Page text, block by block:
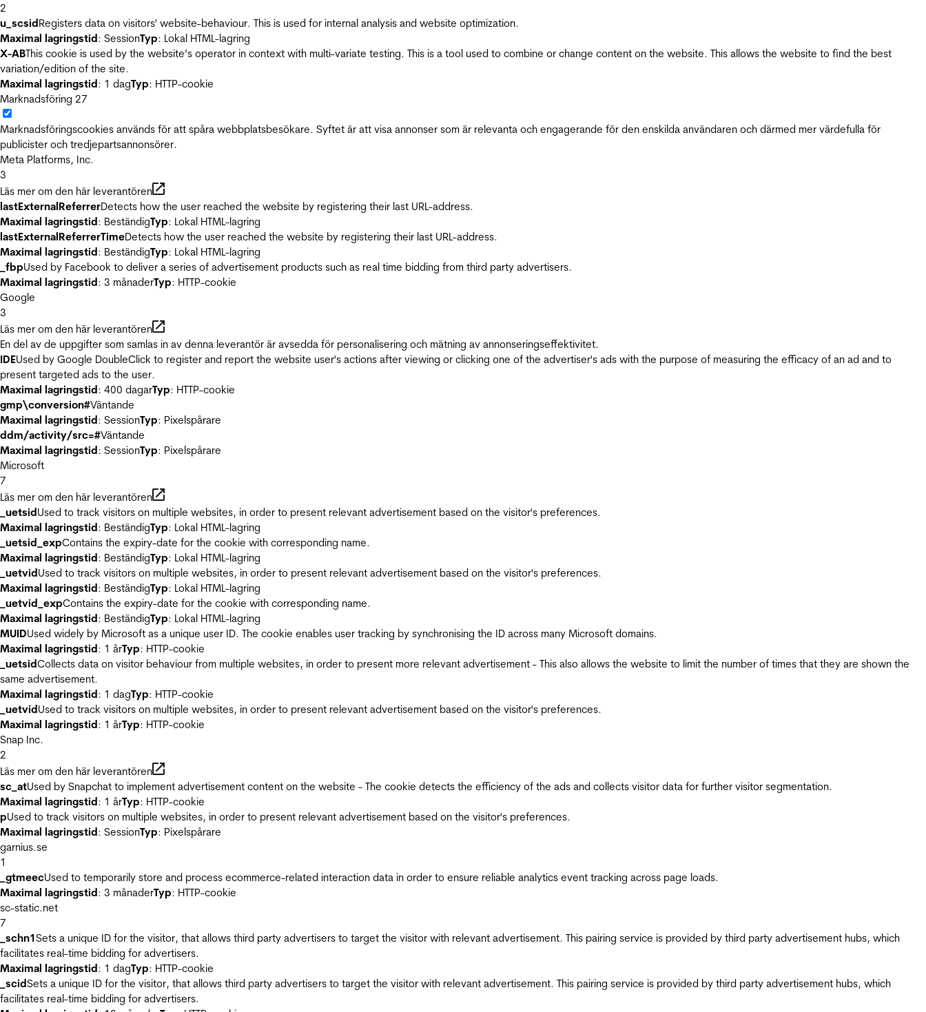
2
u_scsidRegisters data on visitors' website-behaviour. This is used for internal analysis and website optimization.
Maximal lagringstid: SessionTyp: Lokal HTML-lagring
X-ABThis cookie is used by the website’s operator in context with multi-variate testing. This is a tool used to combine or change content on the website. This allows the website to find the best
variation/edition of the site.
Maximal lagringstid: 1 dagTyp: HTTP-cookie
Marknadsföring 27
Marknadsföringscookies används för att spåra webbplatsbesökare. Syftet är att visa annonser som är relevanta och engagerande för den enskilda användaren och därmed mer värdefulla för
publicister och tredjepartsannonsörer.
Meta Platforms, Inc.
3
Läs mer om den här leverantören
lastExternalReferrerDetects how the user reached the website by registering their last URL-address.
Maximal lagringstid: BeständigTyp: Lokal HTML-lagring
lastExternalReferrerTimeDetects how the user reached the website by registering their last URL-address.
Maximal lagringstid: BeständigTyp: Lokal HTML-lagring
_fbpUsed by Facebook to deliver a series of advertisement products such as real time bidding from third party advertisers.
Maximal lagringstid: 3 månaderTyp: HTTP-cookie
Google
3
Läs mer om den här leverantören
En del av de uppgifter som samlas in av denna leverantör är avsedda för personalisering och mätning av annonseringseffektivitet.
IDEUsed by Google DoubleClick to register and report the website user's actions after viewing or clicking one of the advertiser's ads with the purpose of measuring the efficacy of an ad and to
present targeted ads to the user.
Maximal lagringstid: 400 dagarTyp: HTTP-cookie
gmp\conversion#Väntande
Maximal lagringstid: SessionTyp: Pixelspårare
ddm/activity/src=#Väntande
Maximal lagringstid: SessionTyp: Pixelspårare
Microsoft
7
Läs mer om den här leverantören
_uetsidUsed to track visitors on multiple websites, in order to present relevant advertisement based on the visitor's preferences.
Maximal lagringstid: BeständigTyp: Lokal HTML-lagring
_uetsid_expContains the expiry-date for the cookie with corresponding name.
Maximal lagringstid: BeständigTyp: Lokal HTML-lagring
_uetvidUsed to track visitors on multiple websites, in order to present relevant advertisement based on the visitor's preferences.
Maximal lagringstid: BeständigTyp: Lokal HTML-lagring
_uetvid_expContains the expiry-date for the cookie with corresponding name.
Maximal lagringstid: BeständigTyp: Lokal HTML-lagring
MUIDUsed widely by Microsoft as a unique user ID. The cookie enables user tracking by synchronising the ID across many Microsoft domains.
Maximal lagringstid: 1 årTyp: HTTP-cookie
_uetsidCollects data on visitor behaviour from multiple websites, in order to present more relevant advertisement - This also allows the website to limit the number of times that they are shown the
same advertisement.
Maximal lagringstid: 1 dagTyp: HTTP-cookie
_uetvidUsed to track visitors on multiple websites, in order to present relevant advertisement based on the visitor's preferences.
Maximal lagringstid: 1 årTyp: HTTP-cookie
Snap Inc.
2
Läs mer om den här leverantören
sc_atUsed by Snapchat to implement advertisement content on the website - The cookie detects the efficiency of the ads and collects visitor data for further visitor segmentation.
Maximal lagringstid: 1 årTyp: HTTP-cookie
pUsed to track visitors on multiple websites, in order to present relevant advertisement based on the visitor's preferences.
Maximal lagringstid: SessionTyp: Pixelspårare
garnius.se
1
_gtmeecUsed to temporarily store and process ecommerce-related interaction data in order to ensure reliable analytics event tracking across page loads.
Maximal lagringstid: 3 månaderTyp: HTTP-cookie
sc-static.net
7
_schn1Sets a unique ID for the visitor, that allows third party advertisers to target the visitor with relevant advertisement. This pairing service is provided by third party advertisement hubs, which
facilitates real-time bidding for advertisers.
Maximal lagringstid: 1 dagTyp: HTTP-cookie
_scidSets a unique ID for the visitor, that allows third party advertisers to target the visitor with relevant advertisement. This pairing service is provided by third party advertisement hubs, which
facilitates real-time bidding for advertisers.